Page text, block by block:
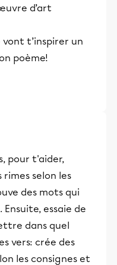
d’art
vont t’inspirer un
poème!
pour t'aider,
selon les
des mots qui
essaie de
dans quel
vers: crée des
les consignes et